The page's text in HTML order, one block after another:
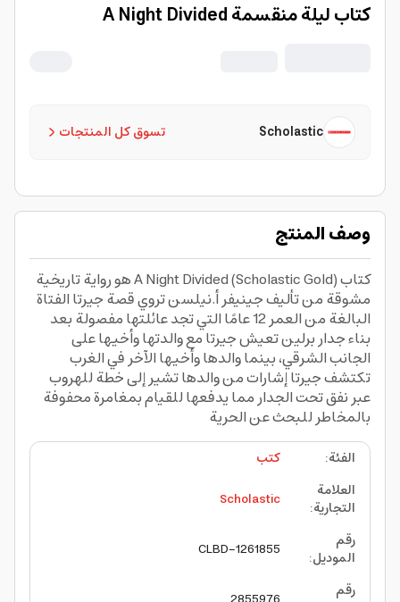
كتاب ليلة منقسمة A Night Divided
تسوق كل المنتجات Scholastic
وصف المنتج
كتاب A Night Divided (Scholastic Gold) هو رواية تاريخية
مشوقة من تأليف جينيفر أ.نيلسن تروي قصة جيرتا الفتاة
البالغة من العمر 12 عامًا التي تجد عائلتها مفصولة بعد
بناء جدار برلين تعيش جيرتا مع والدتها وأخيها على
الجانب الشرقي، بينما والدها وأخيها الآخر في الغرب
تكتشف جيرتا إشارات من والدها تشير إلى خطة للهروب
عبر نفق تحت الجدار مما يدفعها للقيام بمغامرة محفوفة
بالمخاطر للبحث عن الحرية
الفئة:
كتب
العلامة
التجارية:
Scholastic
رقم
الموديل:
CLBD-1261855
رقم